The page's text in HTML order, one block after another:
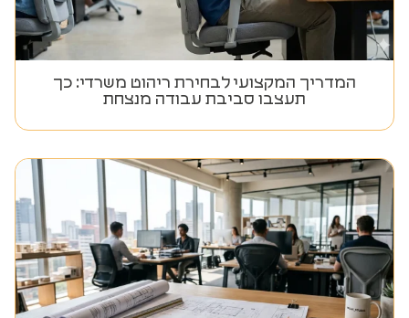
המדריך המקצועי לבחירת ריהוט משרדי: כך
תעצבו סביבת עבודה מנצחת